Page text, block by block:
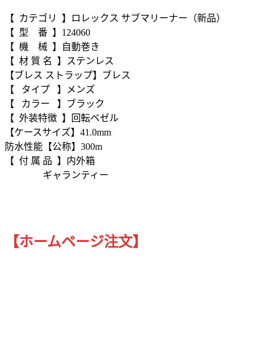
【 カテゴリ 】ロレックス サブマリーナー（新品）
【 型 番 】124060
【 機 械 】自動巻き
【 材 質 名 】ステンレス
【ブレス ストラップ】ブレス
【 タイプ 】メンズ
【 カラー 】ブラック
【 外装特徴 】回転ベゼル
【ケースサイズ】41.0mm
防水性能【公称】300m
【 付 属 品 】内外箱
ギャランティー
【ホームページ注文】